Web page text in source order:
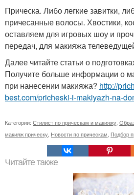
Прическа. Либо легкие завитки,
причесанные волосы. Хвостики,
оставляем для игровых шоу и
передач, для макияжа
Далее читайте статьи о
Получите больше информации о
при нанесении макияжа? http://
best.com/pricheski-i-makiyazh-na-
Категории: Стилист по прическам и макияжу
макияж прическу Новости по прическам Подбор
Читайте также